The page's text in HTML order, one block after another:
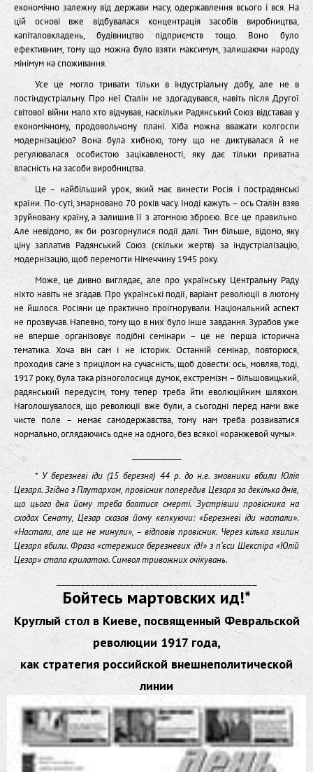
економічно залежну від держави масу, одержавлення всього і вся. На
цій основі вже відбувалася концентрація засобів виробництва,
капіталовкладень, будівництво підприємств тощо. Воно було
ефективним, тому що можна було взяти максимум, залишаючи народу
мінімум на споживання.
Усе це могло тривати тільки в індустріальну добу, але не в
постіндустріальну. Про неї Сталін не здогадувався, навіть після Другої
світової війни мало хто відчував, наскільки Радянський Союз відставав у
економічному, продовольчому плані. Хіба можна вважати колгоспи
модернізацією? Вона була хибною, тому що не диктувалася й не
регулювалася особистою зацікавленості, яку дає тільки приватна
власність на засоби виробництва.
Це – найбільший урок, який має винести Росія і пострадянські
країни. По-суті, змарновано 70 років часу. Іноді кажуть – ось Сталін взяв
зруйновану країну, а залишив її з атомною зброєю. Все це правильно.
Але невідомо, як би розгорнулися події далі. Тим більше, відомо, яку
ціну заплатив Радянський Союз (скільки жертв) за індустріалізацію,
модернізацію, щоб перемогти Німеччину 1945 року.
Може, це дивно виглядає, але про українську Центральну Раду
ніхто навіть не згадав. Про українські події, варіант революції в лютому
не йшлося. Росіяни це практично проігнорували. Національний аспект
не прозвучав. Напевно, тому що в них було інше завдання. Зурабов уже
не вперше організовує подібні семінари – це не перша історична
тематика. Хоча він сам і не історик. Останній семінар, повторюся,
проходив саме з прицілом на сучасність, щоб довести: ось, мовляв, тоді,
1917 року, була така різноголосиця думок, екстремізм – більшовицький,
радянський передусім, тому тепер треба йти еволюційним шляхом.
Наголошувалося, що революції вже були, а сьогодні перед нами вже
чисте поле – немає самодержавства, тому нам треба розвиватися
нормально, оглядаючись одне на одного, без всякої «оранжевой чумы».
______________
*У березневі іди (15 березня) 44 р. до н.е. змовники вбили Юлія
Цезаря. Згідно з Плутархом, провісник попередив Цезаря за декілька днів,
що цього дня йому треба боятися смерті. Зустрівши провісника на
сходах Сенату, Цезар сказав йому кепкуючи: «Березневі іди настали».
«Настали, але ще не минули», – відповів провісник. Через кілька хвилин
Цезаря вбили. Фраза «стережися березневих ід!» з п’єси Шекспіра «Юлій
Цезар» стала крилатою. Символ тривожних очікувань.
_________________________________________
Бойтесь мартовских ид!*
Круглый стол в Киеве, посвященный Февральской
революции 1917 года,
как стратегия российской внешнеполитической
линии